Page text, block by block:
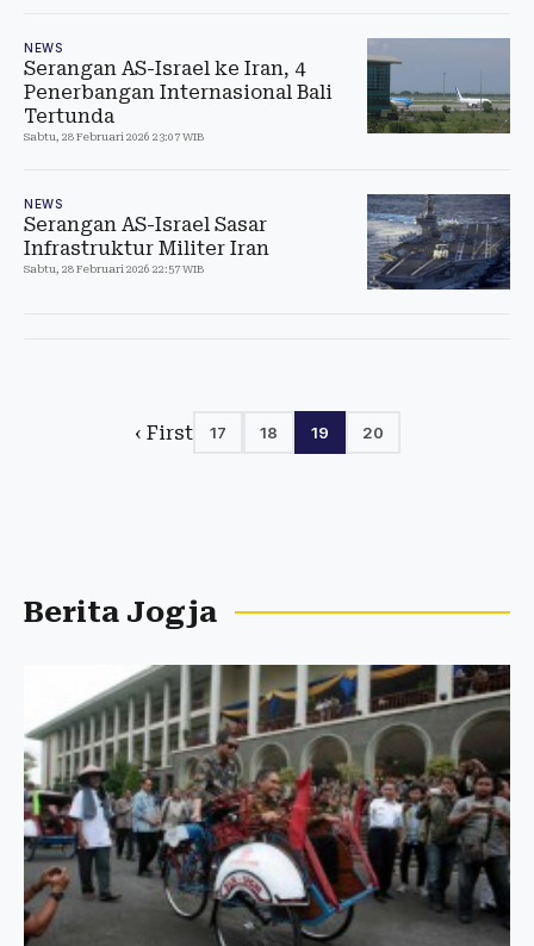
NEWS
Serangan AS-Israel ke Iran, 4
Penerbangan Internasional Bali
Tertunda
Sabtu, 28 Februari 2026 23:07 WIB
NEWS
Serangan AS-Israel Sasar
Infrastruktur Militer Iran
Sabtu, 28 Februari 2026 22:57 WIB
‹ First 17 18 19 20
Berita Jogja